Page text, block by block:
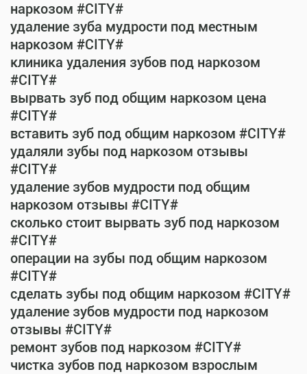
наркозом #CITY#
удаление зуба мудрости под местным
наркозом #CITY#
клиника удаления зубов под наркозом
#CITY#
вырвать зуб под общим наркозом цена
#CITY#
вставить зуб под общим наркозом #CITY#
удаляли зубы под наркозом отзывы
#CITY#
удаление зубов мудрости под общим
наркозом отзывы #CITY#
сколько стоит вырвать зуб под наркозом
#CITY#
операции на зубы под общим наркозом
#CITY#
сделать зубы под общим наркозом #CITY#
удаление зубов мудрости под наркозом
отзывы #CITY#
ремонт зубов под наркозом #CITY#
чистка зубов под наркозом взрослым